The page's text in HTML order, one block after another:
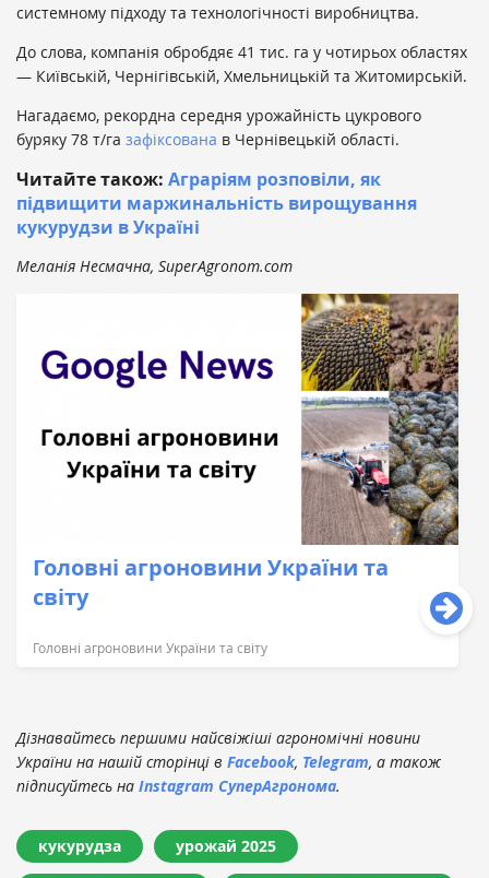
системному підходу та технологічності виробництва.
До слова, компанія обробдяє 41 тис. га у чотирьох областях
— Київській, Чернігівській, Хмельницькій та Житомирській.
Нагадаємо, рекордна середня урожайність цукрового
буряку 78 т/га зафіксована в Чернівецькій області.
Читайте також: Аграріям розповіли, як
підвищити маржинальність вирощування
кукурудзи в Україні
Меланія Несмачна, SuperAgronom.com
Головні агроновини України та
світу
Головні агроновини України та світу
Дізнавайтесь першими найсвіжіші агрономічні новини
України на нашій сторінці в Facebook, Telegram, а також
підписуйтесь на Instagram СуперАгронома.
кукурудза урожай 2025